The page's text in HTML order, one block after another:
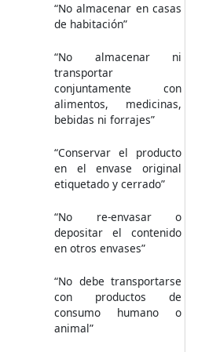
“No almacenar en casas
de habitación”
“No almacenar ni
transportar
conjuntamente con
alimentos, medicinas,
bebidas ni forrajes”
“Conservar el producto
en el envase original
etiquetado y cerrado”
“No re-envasar o
depositar el contenido
en otros envases”
“No debe transportarse
con productos de
consumo humano o
animal”